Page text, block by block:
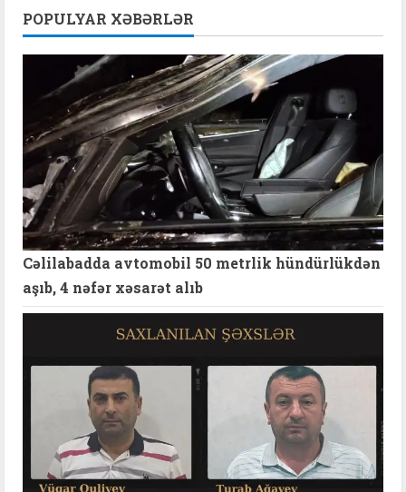
POPULYAR XƏBƏRLƏR
Cəlilabadda avtomobil 50 metrlik hündürlükdən
aşıb, 4 nəfər xəsarət alıb